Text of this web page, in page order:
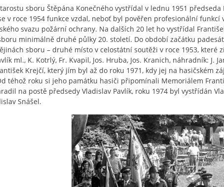
sboru Štěpána Konečného vystřídal v lednu 1951
v roce 1954 funkce vzdal, neboť byl pověřen profesionální
svazu požární ochrany. Na dalších 20 let ho vystřídal
minimálně druhé půlky 20. století. Do období začátku
sboru – druhé místo v celostátní soutěži v roce 1953, které
ml., K. Kotrlý, Fr. Kvapil, Jos. Hruba, Jos. Kranich, náhradník: J.
Krejčí, který jím byl až do roku 1971, kdy jej na hasičském
téhož roku si jeho památku hasiči připomínali Memoriálem
na postě předsedy Vladislav Pavlík, roku 1974 byl vystřídán
Snášel.